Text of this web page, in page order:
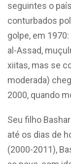
seguintes o
conturbados
golpe, em
al-Assad,
xiitas, mas se
moderada)
2000, quando
Seu filho
até os dias de
(2000-2011),